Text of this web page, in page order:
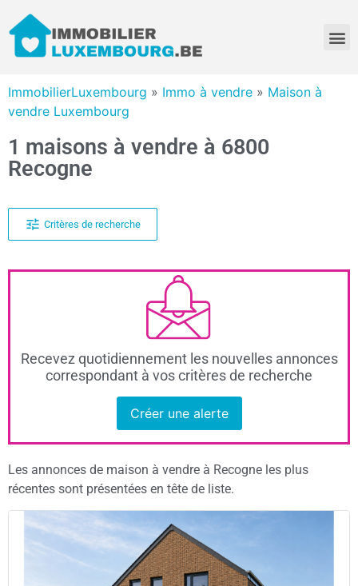
ImmobilierLuxembourg » Immo à vendre » Maison à
vendre Luxembourg
1 maisons à vendre à 6800
Recogne
Critères de recherche
Recevez quotidiennement les nouvelles annonces
correspondant à vos critères de recherche
Créer une alerte
Les annonces de maison à vendre à Recogne les plus
récentes sont présentées en tête de liste.